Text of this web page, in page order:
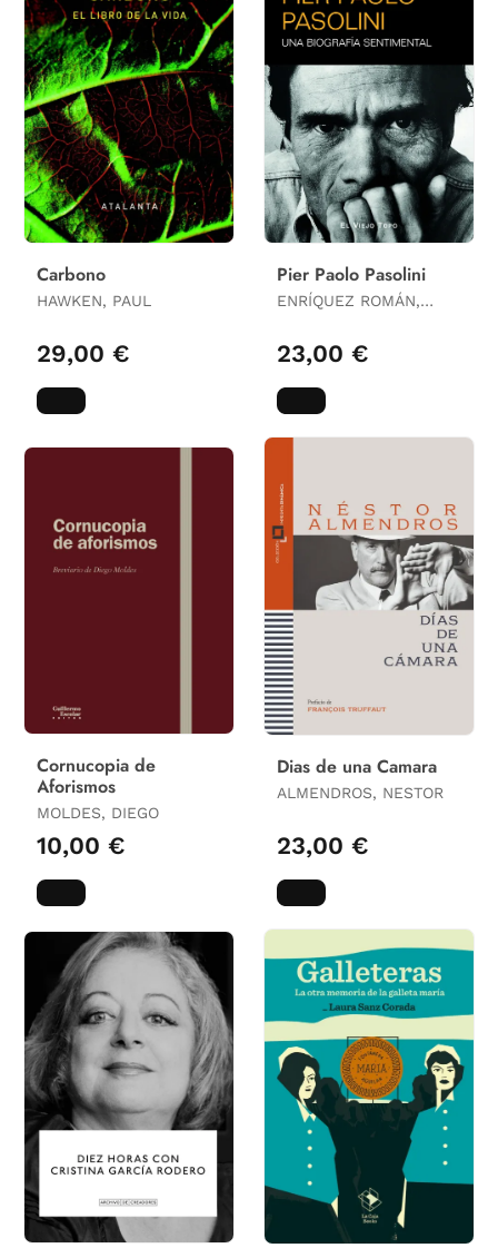
Carbono
HAWKEN, PAUL
29,00 €
Pier Paolo Pasolini
ENRÍQUEZ ROMÁN,
23,00 €
Cornucopia de
Aforismos
MOLDES, DIEGO
10,00 €
Dias de una Camara
ALMENDROS, NESTOR
23,00 €